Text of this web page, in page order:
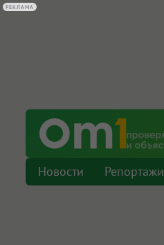
Новости Репортажи
РЕКЛАМА